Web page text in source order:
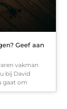
Geef aan
vakman
bij David
gaat om